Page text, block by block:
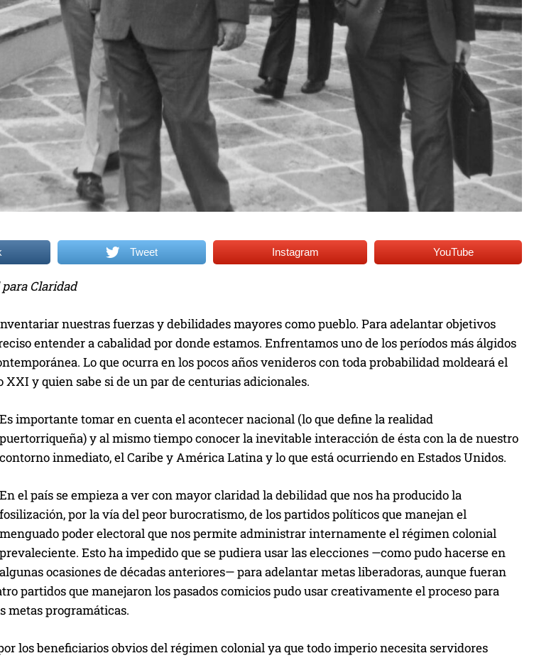
Tweet Instagram YouTube
Claridad
nuestras fuerzas y debilidades mayores como pueblo. Para adelantar objetivos
entender a cabalidad por donde estamos. Enfrentamos uno de los períodos más álgidos
Lo que ocurra en los pocos años venideros con toda probabilidad moldeará el
XXI y quien sabe si de un par de centurias adicionales.
Es importante tomar en cuenta el acontecer nacional (lo que define la realidad
puertorriqueña) y al mismo tiempo conocer la inevitable interacción de ésta con la de nuestro
contorno inmediato, el Caribe y América Latina y lo que está ocurriendo en Estados Unidos.
En el país se empieza a ver con mayor claridad la debilidad que nos ha producido la
fosilización, por la vía del peor burocratismo, de los partidos políticos que manejan el
menguado poder electoral que nos permite administrar internamente el régimen colonial
prevaleciente. Esto ha impedido que se pudiera usar las elecciones —como pudo hacerse en
algunas ocasiones de décadas anteriores— para adelantar metas liberadoras, aunque fueran
partidos que manejaron los pasados comicios pudo usar creativamente el proceso para
metas programáticas.
los beneficiarios obvios del régimen colonial ya que todo imperio necesita servidores